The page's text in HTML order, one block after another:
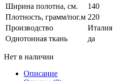
Ширина полотна, см.
140
Плотность, грамм/пог.м 220
Производство
Италия
Однотонная ткань
да
Нет в наличии
Описание